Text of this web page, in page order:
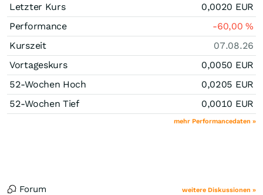
Letzter Kurs
0,0020 EUR
Performance
-60,00%
Kurszeit
07.08.26
Vortageskurs
0,0050 EUR
52-Wochen Hoch
0,0205 EUR
52-Wochen Tief
0,0010 EUR
mehr Performancedaten »
Forum weitere Diskussionen »